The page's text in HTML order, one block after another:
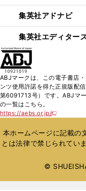
集英社アドナビ
集英社エディター
ABJマークは、この電子書店
ンツ使用許諾を得た正規版配
第6091713号）です。ABJマ
の一覧はこちら。
https://aebs.or.jp/
新
い
ウ
ィ
ウ
本ホームページに記載の
とは法律で禁じられてい
©